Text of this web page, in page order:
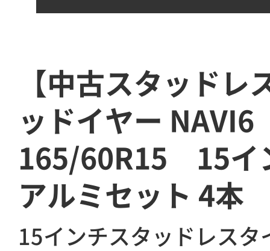
【中古スタッドレ
ッドイヤー NAVI6
165/60R15 15イ
アルミセット 4本
15インチスタッドレスタ